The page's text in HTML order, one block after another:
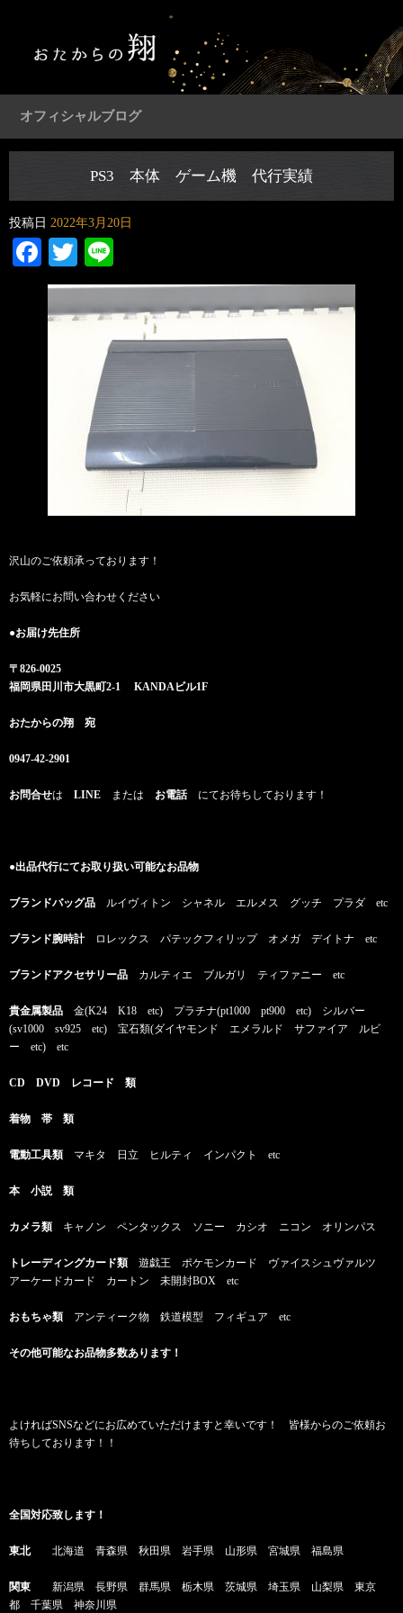
オフィシャルブログ
PS3 本体 ゲーム機 代行実績
投稿日 2022年3月20日
Facebook
Twitter
沢山のご依頼承っております！
お気軽にお問い合わせください
●お届け先住所
〒826-0025
福岡県田川市大黒町2-1 KANDAビル1F
おたからの翔 宛
0947-42-2901
お問合せは LINE または お電話にてお待ちしております！
●出品代行にてお取り扱い可能なお品物
ブランドバッグ品 ルイヴィトン シャネル エルメス グッチ プラダ etc
ブランド腕時計ロレックス パテックフィリップ オメガ デイトナ etc
ブランドアクセサリー品 カルティエ ブルガリ ティファニー etc
貴金属製品 金(K24 K18 etc) プラチナ(pt1000 pt900 etc) シルバー
(sv1000 sv925 etc) 宝石類(ダイヤモンド エメラルド サファイア ルビ
ー etc) etc
CD DVD レコード 類
着物 帯 類
電動工具類 マキタ 日立 ヒルティ インパクト etc
本 小説 類
カメラ類 キャノン ペンタックス ソニー カシオ ニコン オリンパス
トレーディングカード類 遊戯王 ポケモンカード ヴァイスシュヴァルツ
アーケードカード カートン 未開封BOX etc
おもちゃ類 アンティーク物 鉄道模型 フィギュア etc
その他可能なお品物多数あります！
よければSNSなどにお広めていただけますと幸いです！ 皆様からのご依頼お
待ちしております！！
全国対応致します！
東北 北海道 青森県 秋田県 岩手県 山形県 宮城県 福島県
関東 新潟県 長野県 群馬県 栃木県 茨城県 埼玉県 山梨県 東京
都 千葉県 神奈川県